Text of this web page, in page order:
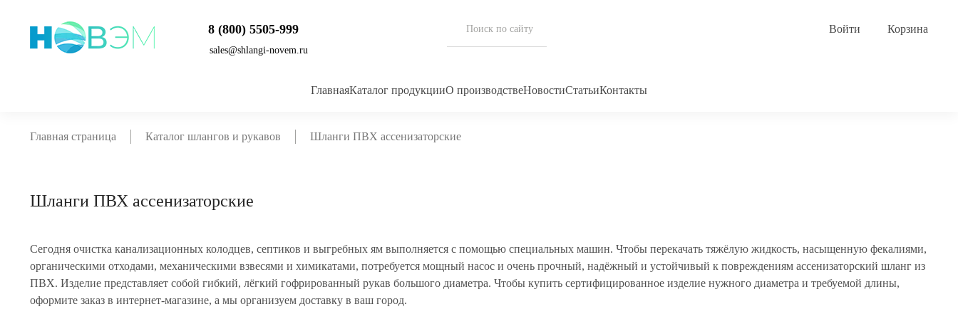
8 (800) 5505-999
sales@shlangi-novem.ru
Корзина
ГлавнаяКаталог продукцииО производствеНовостиСтатьиКонтакты
Главная страница Каталог шлангов и рукавов Шланги ПВХ ассенизаторские
Шланги ПВХ ассенизаторские
Сегодня очистка канализационных колодцев, септиков и выгребных ям выполняется с помощью специальных машин. Чтобы перекачать тяжёлую жидкость, насыщенную фекалиями,
органическими отходами, механическими взвесями и химикатами, потребуется мощный насос и очень прочный, надёжный и устойчивый к повреждениям ассенизаторский шланг из
ПВХ. Изделие представляет собой гибкий, лёгкий гофрированный рукав большого диаметра. Чтобы купить сертифицированное изделие нужного диаметра и требуемой длины,
оформите заказ в интернет-магазине, а мы организуем доставку в ваш город.